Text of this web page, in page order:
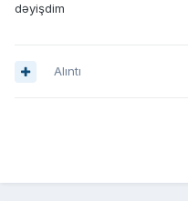
dəyişdim
Alıntı